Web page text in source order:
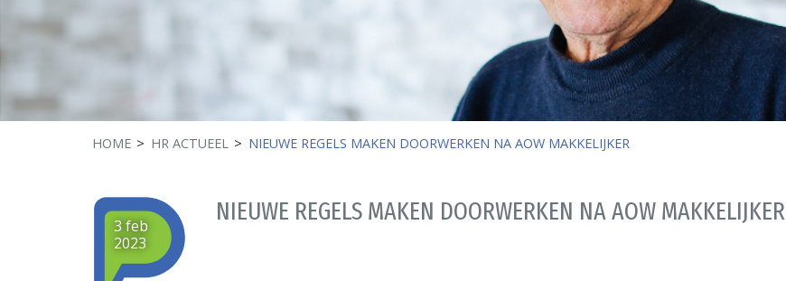
HOME HR ACTUEEL NIEUWE REGELS MAKEN DOORWERKEN NA AOW MAKKELIJKER
NIEUWE REGELS MAKEN DOORWERKEN NA AOW MAKKELIJKER
3 feb
2023